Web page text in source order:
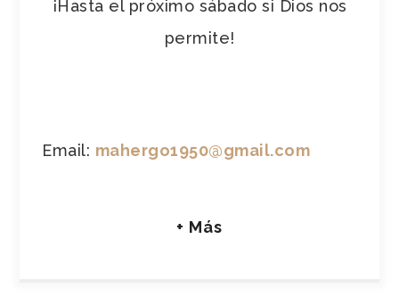
¡Hasta el próximo sábado si Dios nos
permite!
Email: mahergo1950@gmail.com
+ Más